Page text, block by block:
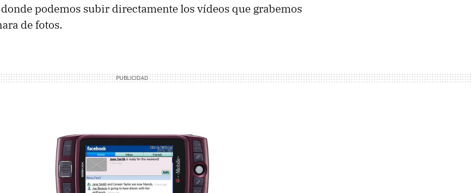
podemos subir directamente los vídeos que grabemos
de fotos.